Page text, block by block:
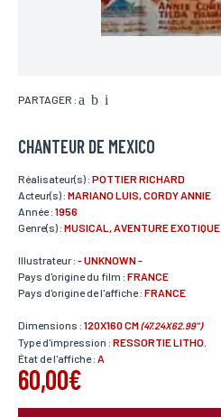
PARTAGER :
CHANTEUR DE MEXICO
Réalisateur(s) : POTTIER RICHARD
Acteur(s) : MARIANO LUIS, CORDY ANNIE
Année : 1956
Genre(s) : MUSICAL, AVENTURE EXOTIQUE
Illustrateur : - UNKNOWN -
Pays d'origine du film : FRANCE
Pays d'origine de l'affiche : FRANCE
Dimensions : 120X160 CM(47.24X62.99")
Type d'impression : RESSORTIE LITHO.
État de l'affiche : A
60,00€